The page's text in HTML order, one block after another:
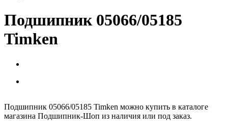
Подшипник 05066/05185
Timken
Подшипник 05066/05185 Timken можно купить в каталоге
магазина Подшипник-Шоп из наличия или под заказ.